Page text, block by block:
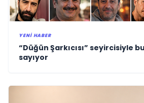
YENI HABER
“Düğün Şarkıcısı” seyircisiyle
sayıyor